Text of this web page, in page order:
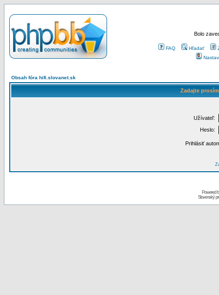
Bolo
FAQ Hľadať
Obsah fóra hifi.slovanet.sk
Zadajte
Užívateľ:
Heslo:
Prihlásiť
Powered
Slovenský